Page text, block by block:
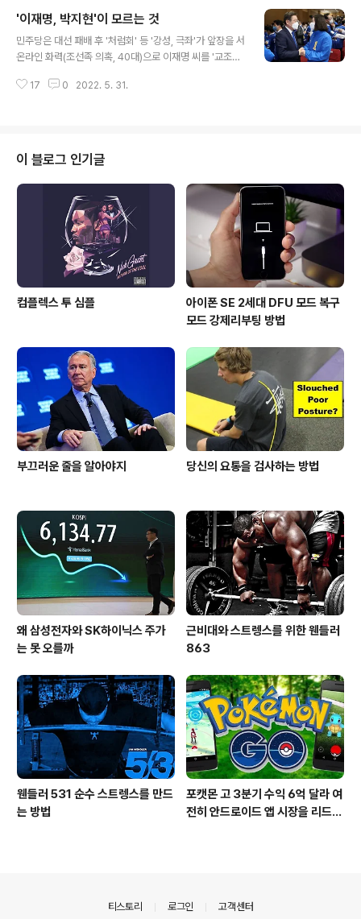
추미애 씨에 이어 3대 '국힘' 총괄'선대위원장'으로 등극을
한 이 씨는 "아" 탄식과 함께 침통한 표정으로 말 없이 자리
를 떠나 어디로 갔냐, "욕구 컨트롤이 안된다."는 '연구대상'
"이번주는 '이거다'" 이 씨와 함께 졌지만 잘 싸워 선거를
'이재명, 박지현'이 모르는 것
민주당은 대선 패배 후 '처럼회' 등 '강성, 극좌'가 앞장을 서
온라인 화력(조선족 의혹, 40대)으로 이재명 씨를 '교조주
+ (오, 안, 원, 한) } 국힘과 달리, '수령'만 잡으면 쉽게 무너
사실인데요. 서로 치고 받으면서 날려버린 측면도 있지만,
민주당 입장에서 가장 큰 정치적 책임을 말하자면, 후임을
제대로 뽑고 물러났어야 할 '이해찬, 이낙연 전 대표'일 수
도 있을 것 같습니다. 이 씨가 '상임고문, 총괄선대위원
장'을 맡고는 있지만, 0선이라 여의..
17 0 2022. 5. 31.
이 블로그 인기글
컴플렉스 투 심플
아이폰 SE 2세대 DFU 모드 복구
모드 강제리부팅 방법
부끄러운 줄을 알아야지 당신의 요통을 검사하는 방법
왜 삼성전자와 SK하이닉스 주가
는 못 오를까
근비대와 스트렝스를 위한 웬들러
863
웬들러 531 순수 스트렝스를 만드
는 방법
포캣몬 고 3분기 수익 6억 달라 여
전히 안드로이드 앱 시장을 리드
티스토리 로그인 고객센터